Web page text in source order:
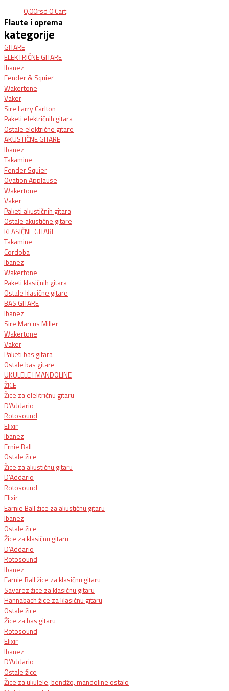
0,00rsd 0 Cart
Flaute i oprema
kategorije
GITARE
ELEKTRIČNE GITARE
Ibanez
Fender & Squier
Wakertone
Vaker
Sire Larry Carlton
Paketi električnih gitara
Ostale električne gitare
AKUSTIČNE GITARE
Ibanez
Takamine
Fender Squier
Ovation Applause
Wakertone
Vaker
Paketi akustičnih gitara
Ostale akustične gitare
KLASIČNE GITARE
Takamine
Cordoba
Ibanez
Wakertone
Paketi klasičnih gitara
Ostale klasične gitare
BAS GITARE
Ibanez
Sire Marcus Miller
Wakertone
Vaker
Paketi bas gitara
Ostale bas gitare
UKULELE I MANDOLINE
ŽICE
Žice za električnu gitaru​
D’Addario
Rotosound
Elixir
Ibanez
Ernie Ball
Ostale žice
Žice za akustičnu gitaru
D’Addario
Rotosound
Elixir
Earnie Ball žice za akustičnu gitaru
Ibanez
Ostale žice
Žice za klasičnu gitaru
D’Addario
Rotosound
Ibanez
Earnie Ball žice za klasičnu gitaru
Savarez žice za klasičnu gitaru
Hannabach žice za klasičnu gitaru
Ostale žice
Žice za bas gitaru
Rotosound
Elixir
Ibanez
D’Addario
Ostale žice
Žice za ukulele, bendžo, mandoline ostalo